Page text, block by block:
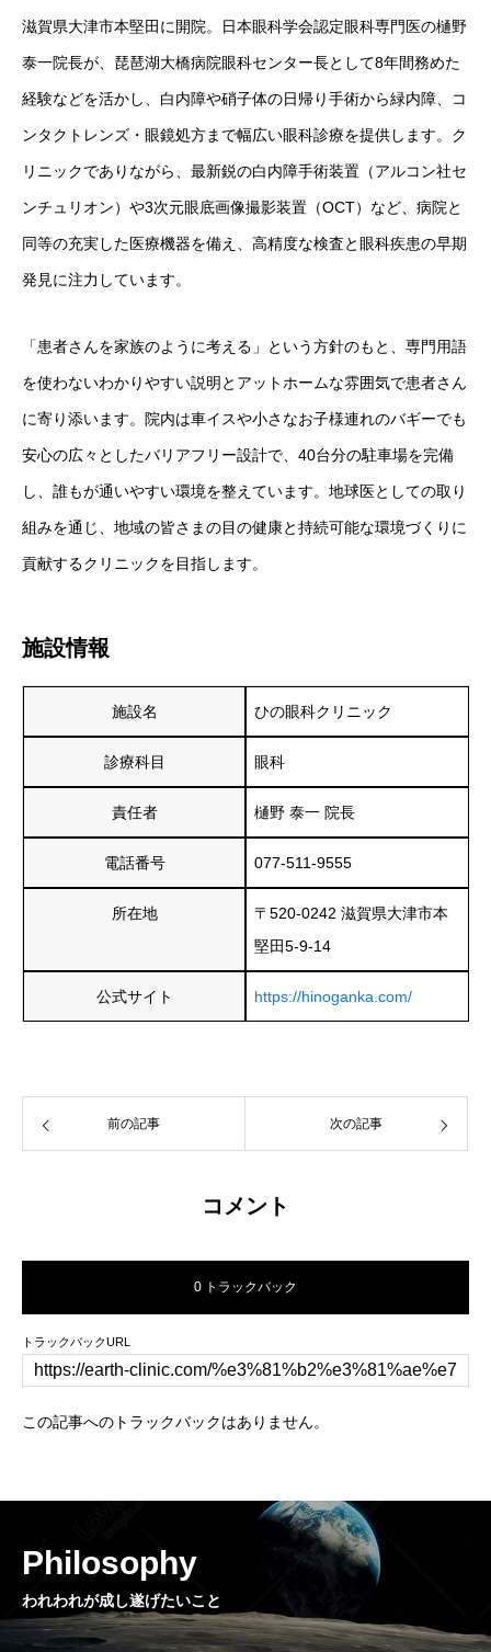
滋賀県大津市本堅田に開院。日本眼科学会認定眼科専門医の樋野
泰一院長が、琵琶湖大橋病院眼科センター長として8年間務めた
経験などを活かし、白内障や硝子体の日帰り手術から緑内障、コ
ンタクトレンズ・眼鏡処方まで幅広い眼科診療を提供します。ク
リニックでありながら、最新鋭の白内障手術装置（アルコン社セ
ンチュリオン）や3次元眼底画像撮影装置（OCT）など、病院と
同等の充実した医療機器を備え、高精度な検査と眼科疾患の早期
発見に注力しています。
「患者さんを家族のように考える」という方針のもと、専門用語
を使わないわかりやすい説明とアットホームな雰囲気で患者さん
に寄り添います。院内は車イスや小さなお子様連れのバギーでも
安心の広々としたバリアフリー設計で、40台分の駐車場を完備
し、誰もが通いやすい環境を整えています。地球医としての取り
組みを通じ、地域の皆さまの目の健康と持続可能な環境づくりに
貢献するクリニックを目指します。
施設情報
施設名 ひの眼科クリニック
診療科目 眼科
責任者 樋野 泰一 院長
電話番号 077-511-9555
所在地
〒520-0242 滋賀県大津市本
堅田5-9-14
公式サイト https://hinoganka.com/
前の記事 次の記事
コメント
0 トラックバック
トラックバックURL
この記事へのトラックバックはありません。
Philosophy
われわれが成し遂げたいこと